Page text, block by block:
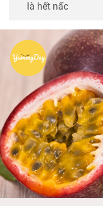
là hết nấc